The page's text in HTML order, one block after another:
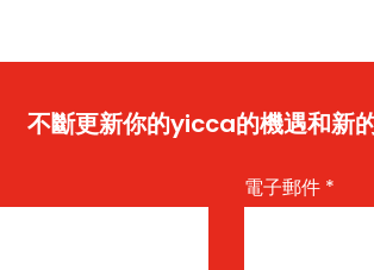
不斷更新你的yicca的機遇和新
電子郵件 *